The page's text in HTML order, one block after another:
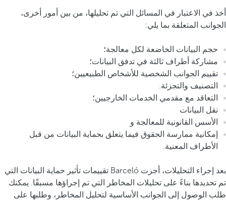
أخذ في الاعتبار في المسائل التي تم تحليلها، من بين أمور أخرى،
الجوانب المتعلقة بما يلي:
حجم البيانات الخاضعة لكل معالجة؛
مشاركة أطراف ثالثة في تدفق البيانات؛
تقييم الجوانب الشخصية للأشخاص الطبيعيين؛
التصنيف والتجزئة.
التعاقد مع مقدمي الخدمات الخارجيين؛
نقل البيانات
الأسس القانونية للمعالجة و
إمكانية ممارسة الحقوق فيما يتعلق بحماية البيانات من قبل
الأطراف المعنية.
بعد إجراء التحليلات، أجرت Barceló تقييمات تأثير حماية البيانات التي
تم تحديدها بناءً على تحليلات المخاطر التي تم إجراؤها مسبقًا. يمكنك
طلب الوصول إلى الجوانب الأساسية لتحليل المخاطر، وطلبها على